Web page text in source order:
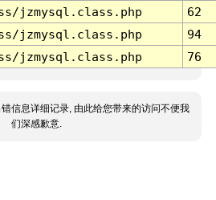
jzmysql.class.php
62
jzmysql.class.php
94
jzmysql.class.php 76
信息详细记录, 由此给您带来的访问不便我
们深感歉意.